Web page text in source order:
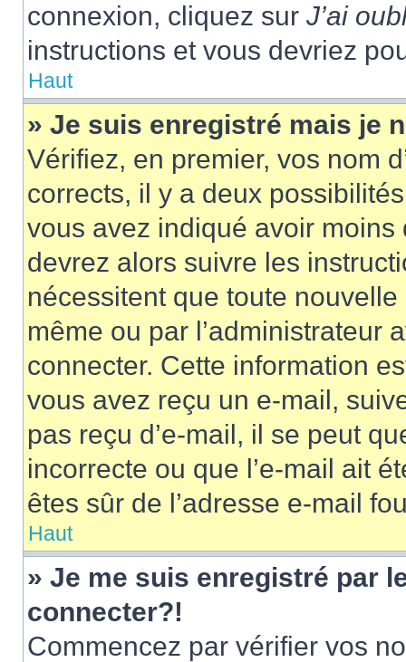
connexion, cliquez sur J’ai
instructions et vous devriez
Haut
» Je suis enregistré mais je
Vérifiez, en premier, vos nom
corrects, il y a deux
vous avez indiqué avoir moins
devrez alors suivre les
nécessitent que toute
même ou par l’administrateur
connecter. Cette information
vous avez reçu un e-mail,
pas reçu d’e-mail, il se peut
incorrecte ou que l’e-mail ait
êtes sûr de l’adresse e-mail
Haut
» Je me suis enregistré par
connecter?!
Commencez par vérifier vos